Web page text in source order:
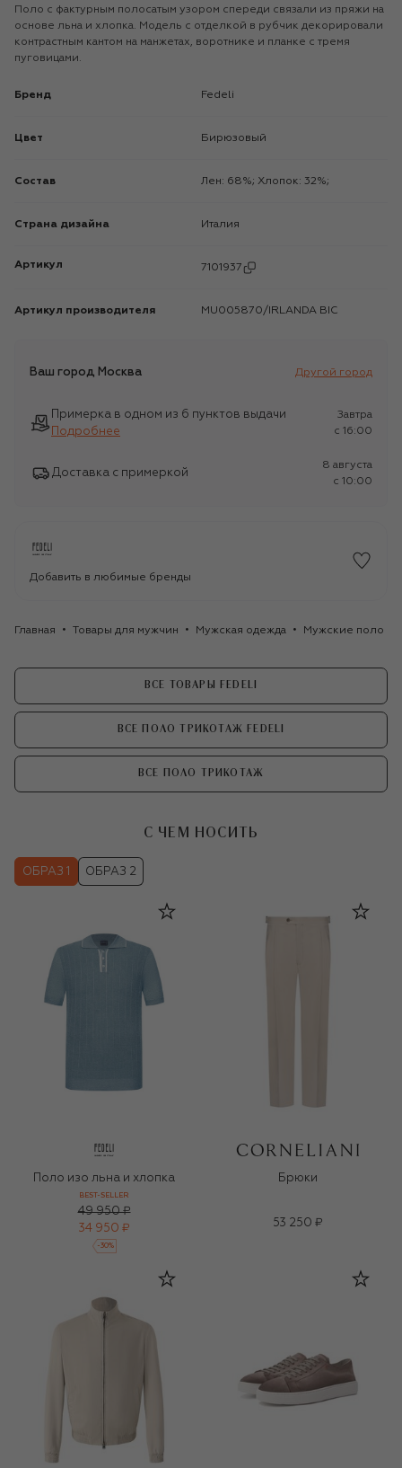
Поло с фактурным полосатым узором спереди связали из пряжи на
основе льна и хлопка. Модель с отделкой в рубчик декорировали
контрастным кантом на манжетах, воротнике и планке с тремя
пуговицами.
Бренд Fedeli
Цвет Бирюзовый
Состав Лен: 68%; Хлопок: 32%;
Страна дизайна Италия
Артикул 7101937
Артикул производителя MU005870/IRLANDA BIC
Ваш город Москва Другой город
Примерка в одном из 6 пунктов выдачи
Подробнее
Завтра
c 16:00
Доставка с примеркой
8 августа
c 10:00
Добавить в любимые бренды
Главная Товары для мужчин Мужская одежда Мужские поло
ВСЕ ТОВАРЫ FEDELI
ВСЕ ПОЛО ТРИКОТАЖ FEDELI
ВСЕ ПОЛО ТРИКОТАЖ
С ЧЕМ НОСИТЬ
ОБРАЗ 1 ОБРАЗ 2
Поло изо льна и хлопка
BEST-SELLER
49 950 ₽
34 950 ₽
-30%
Брюки
53 250 ₽